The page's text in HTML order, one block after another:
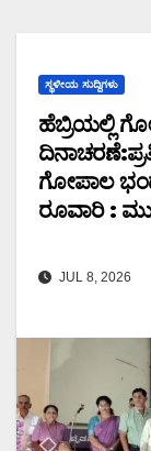
ಸ್ಥಳೀಯ ಸುದ್ದಿಗಳು
ಹೆಬ್ರಿಯಲ್ಲಿ
ಗೋಪಾಲ
ರೂವಾರಿ :
JUL 8, 2026